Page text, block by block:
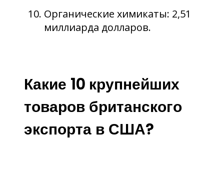
Органические химикаты: 2,51
миллиарда долларов.
Какие 10 крупнейших
товаров британского
экспорта в США?